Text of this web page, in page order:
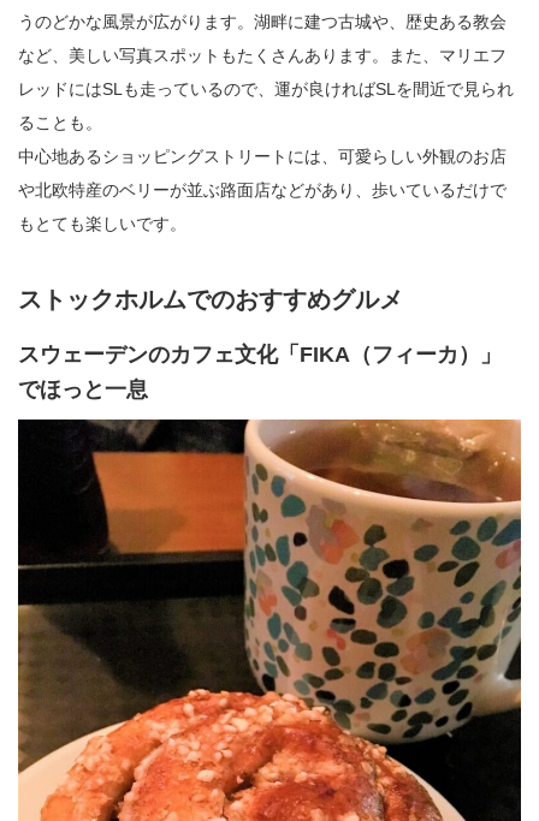
うのどかな風景が広がります。湖畔に建つ古城や、歴史ある教会
など、美しい写真スポットもたくさんあります。また、マリエフ
レッドにはSLも走っているので、運が良ければSLを間近で見られ
ることも。
中心地あるショッピングストリートには、可愛らしい外観のお店
や北欧特産のベリーが並ぶ路面店などがあり、歩いているだけで
もとても楽しいです。
ストックホルムでのおすすめグルメ
スウェーデンのカフェ文化「FIKA（フィーカ）」
でほっと一息